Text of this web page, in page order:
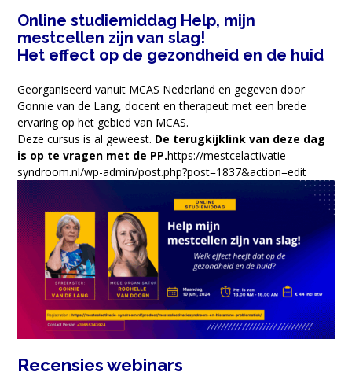
Online studiemiddag Help, mijn
mestcellen zijn van slag!
Het effect op de gezondheid en de huid
Georganiseerd vanuit MCAS Nederland en gegeven door
Gonnie van de Lang, docent en therapeut met een brede
ervaring op het gebied van MCAS.
Deze cursus is al geweest. De terugkijklink van deze dag
is op te vragen met de PP.https://mestcelactivatie-
syndroom.nl/wp-admin/post.php?post=1837&action=edit
Recensies webinars